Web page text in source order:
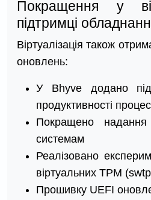
Покращення у
підтримці
Віртуалізація також
оновлень:
У Bhyve додано
продуктивності
Покращено
системам
Реалізовано
віртуальних TPM
Прошивку UEFI